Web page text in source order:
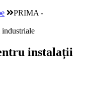
PRIMA -
instalații